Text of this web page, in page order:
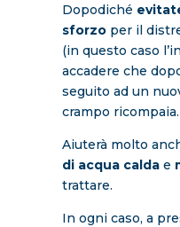
Dopodiché
sforzoper il
(in questo caso
accadere che
seguito ad un
crampo ricompaia.
Aiuterà molto
di acqua caldae
trattare.
In ogni caso, a